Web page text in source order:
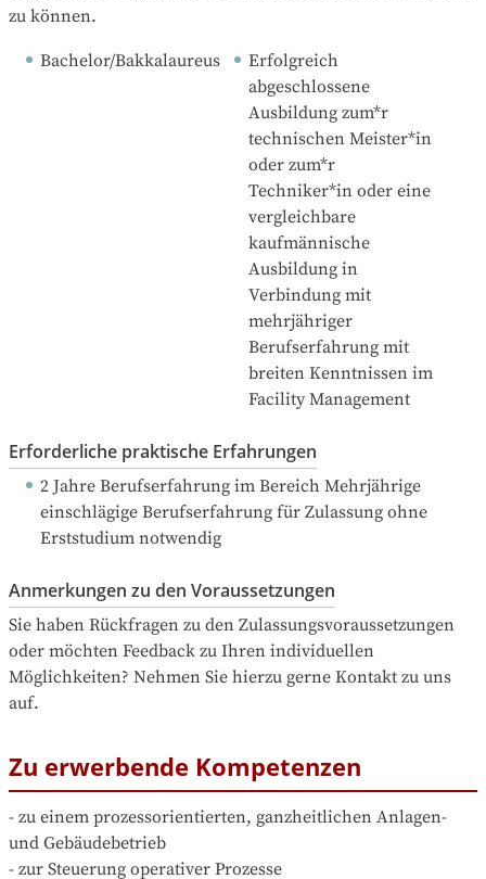
zu können.
Bachelor/Bakkalaureus
Erfolgreich
abgeschlossene
Ausbildung zum*r
technischen Meister*in
oder zum*r
Techniker*in oder eine
vergleichbare
kaufmännische
Ausbildung in
Verbindung mit
mehrjähriger
Berufserfahrung mit
breiten Kenntnissen im
Facility Management
Erforderliche praktische Erfahrungen
2 Jahre Berufserfahrung im Bereich Mehrjährige
einschlägige Berufserfahrung für Zulassung ohne
Erststudium notwendig
Anmerkungen zu den Voraussetzungen
Sie haben Rückfragen zu den Zulassungsvoraussetzungen
oder möchten Feedback zu Ihren individuellen
Möglichkeiten? Nehmen Sie hierzu gerne Kontakt zu uns
auf.
Zu erwerbende Kompetenzen
- zu einem prozessorientierten, ganzheitlichen Anlagen-
und Gebäudebetrieb
- zur Steuerung operativer Prozesse